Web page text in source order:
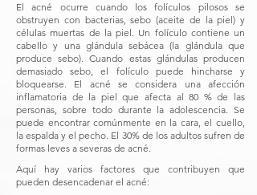
El acné ocurre cuando los folículos pilosos se
obstruyen con bacterias, sebo (aceite de la piel) y
células muertas de la piel. Un folículo contiene un
cabello y una glándula sebácea (la glándula que
produce sebo). Cuando estas glándulas producen
demasiado sebo, el folículo puede hincharse y
bloquearse. El acné se considera una afección
inflamatoria de la piel que afecta al 80 % de las
personas, sobre todo durante la adolescencia. Se
puede encontrar comúnmente en la cara, el cuello,
la espalda y el pecho. El 30% de los adultos sufren de
formas leves a severas de acné.
Aquí hay varios factores que contribuyen que
pueden desencadenar el acné: